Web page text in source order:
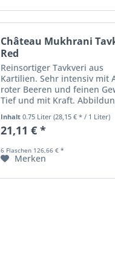
Château Mukhrani
Red
Reinsortiger Tavkveri aus
Kartilien. Sehr intensiv mit
roter Beeren und feinen
Tief und mit Kraft.
Inhalt 0.75 Liter (28,15 € * / 1 Liter)
21,11 € *
6 Flaschen 126,66 € *
Merken